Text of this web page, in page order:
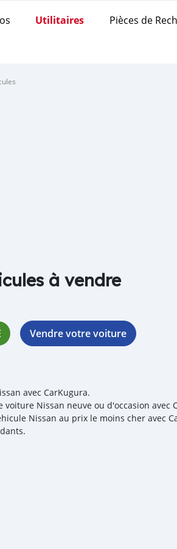
Utilitaires Pièces de
à vendre
Vendre votre voiture
avec CarKugura.
voiture Nissan neuve ou d'occasion
Nissan au prix le moins cher avec